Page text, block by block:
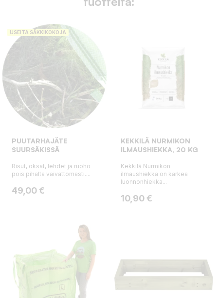
USEITA SÄKKIKOKOJA
PUUTARHAJÄTE
SUURSÄKISSÄ
Risut, oksat, lehdet ja ruoho
pois pihalta vaivattomasti....
Hinta
49,00 €
KEKKILÄ NURMIKON
ILMAUSHIEKKA, 20 KG
Kekkilä Nurmikon
ilmaushiekka on karkea
luonnonhiekka...
Hinta
10,90 €